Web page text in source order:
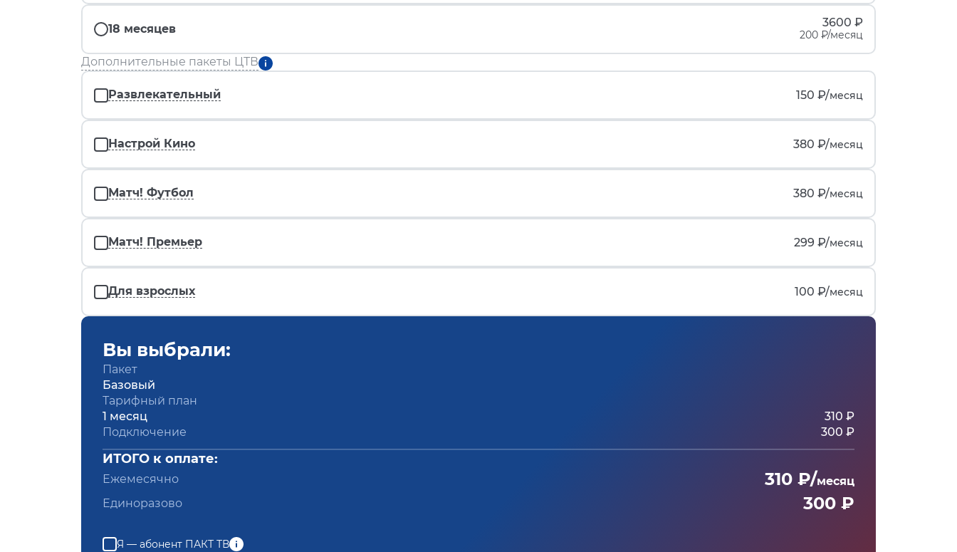
18 месяцев 3600 ₽
200 ₽/месяц
Дополнительные пакеты ЦТВ
Развлекательный 150 ₽/месяц
Настрой Кино 380 ₽/месяц
Матч! Футбол 380 ₽/месяц
Матч! Премьер 299 ₽/месяц
Для взрослых 100 ₽/месяц
Вы выбрали:
Пакет
Базовый
Тарифный план
1 месяц
310 ₽
Подключение
300 ₽
ИТОГО к оплате:
Ежемесячно 310 ₽/месяц
Единоразово
300 ₽
Я — абонент ПАКТ ТВ